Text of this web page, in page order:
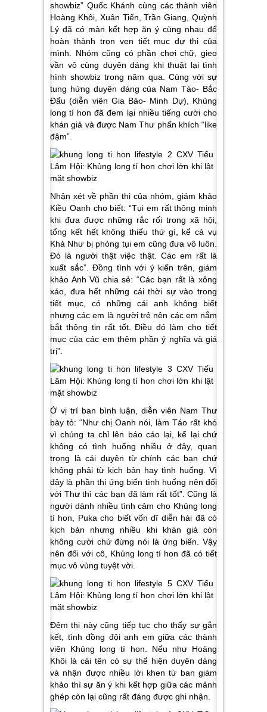
showbiz” Quốc Khánh cùng các thành viên
Hoàng Khôi, Xuân Tiến, Trần Giang, Quỳnh
Lý đã có màn kết hợp ăn ý cùng nhau để
hoàn thành trọn vẹn tiết mục dự thi của
mình. Nhóm cũng có phần chơi chữ, gieo
vần vô cùng duyên dáng khi thuật lại tình
hình showbiz trong năm qua. Cùng với sự
tung hứng duyên dáng của Nam Tào- Bắc
Đẩu (diễn viên Gia Bảo- Minh Dự), Khủng
long tí hon đã đem lại nhiều tiếng cười cho
khán giả và được Nam Thư phấn khích “like
đậm”.
Nhận xét về phần thi của nhóm, giám khảo
Kiều Oanh cho biết: “Tụi em rất thông minh
khi đưa được những rắc rối trong xã hội,
tổng kết hết không thiếu thứ gì, kể cả vụ
Khả Như bị phỏng tụi em cũng đưa vô luôn.
Đó là người thật việc thật. Các em rất là
xuất sắc”. Đồng tình với ý kiến trên, giám
khảo Anh Vũ chia sẻ: “Các bạn rất là xông
xáo, đưa hết những cái thời sự vào trong
tiết mục, có những cái anh không biết
nhưng các em là người trẻ nên các em nắm
bắt thông tin rất tốt. Điều đó làm cho tiết
mục của các em thêm phần ý nghĩa và giá
trị”.
Ở vị trí ban bình luận, diễn viên Nam Thư
bày tỏ: “Như chị Oanh nói, làm Táo rất khó
vì chúng ta chỉ lên báo cáo lại, kể lại chứ
không có tình huống nhiều ở đây, quan
trọng là cái duyên từ chính các bạn chứ
không phải từ kịch bản hay tình huống. Vì
đây là phần thi ứng biến tình huống nên đối
với Thư thì các bạn đã làm rất tốt”. Cũng là
người dành nhiều tình cảm cho Khủng long
tí hon, Puka cho biết vốn dĩ diễn hài đã có
kịch bản nhưng nhiều khi khán giả còn
không cười chứ đừng nói là ứng biến. Vậy
nên đối với cô, Khủng long tí hon đã có tiết
mục vô vùng tuyệt vời.
Đêm thi này cũng tiếp tục cho thấy sự gắn
kết, tình đồng đội anh em giữa các thành
viên Khủng long tí hon. Nếu như Hoàng
Khôi là cái tên có sự thể hiện duyên dáng
và nhận được nhiều lời khen từ ban giám
khảo thì sự ăn ý khi kết hợp giữa các mảnh
ghép còn lại cũng rất đáng được ghi nhận.